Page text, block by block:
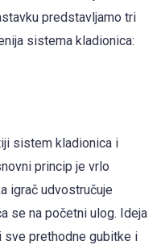
predstavljamo tri
sistema kladionica:
sistem kladionica i
princip je vrlo
igrač udvostručuje
se na početni ulog. Ideja
sve prethodne gubitke i